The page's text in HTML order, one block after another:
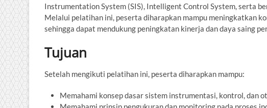
Instrumentation System (SIS), Intelligent Control System, serta
Melalui pelatihan ini, peserta diharapkan mampu meningkatkan
sehingga dapat mendukung peningkatan kinerja dan daya saing
Tujuan
Setelah mengikuti pelatihan ini, peserta diharapkan mampu:
Memahami konsep dasar sistem instrumentasi, kontrol, dan